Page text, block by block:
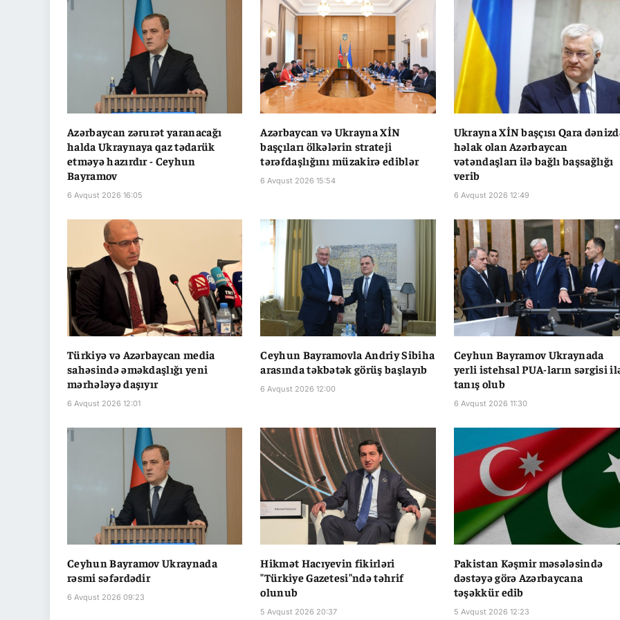
Azərbaycan zərurət yaranacağı
halda Ukraynaya qaz tədarük
etməyə hazırdır - Ceyhun
Bayramov
6 Avqust 2026 16:05
Azərbaycan və Ukrayna XİN
başçıları ölkələrin strateji
tərəfdaşlığını müzakirə ediblər
6 Avqust 2026 15:54
Ukrayna XİN başçısı Qara
həlak olan Azərbaycan
vətəndaşları ilə bağlı başsağlığı
verib
6 Avqust 2026 12:49
Türkiyə və Azərbaycan media
sahəsində əməkdaşlığı yeni
mərhələyə daşıyır
6 Avqust 2026 12:01
Ceyhun Bayramovla Andriy Sibiha
arasında təkbətək görüş başlayıb
6 Avqust 2026 12:00
Ceyhun Bayramov Ukraynada
yerli istehsal PUA-ların sərgisi
tanış olub
6 Avqust 2026 11:30
Ceyhun Bayramov Ukraynada
rəsmi səfərdədir
6 Avqust 2026 09:23
Hikmət Hacıyevin fikirləri
"Türkiye Gazetesi"ndə təhrif
olunub
5 Avqust 2026 20:37
Pakistan Kəşmir məsələsində
dəstəyə görə Azərbaycana
təşəkkür edib
5 Avqust 2026 12:23